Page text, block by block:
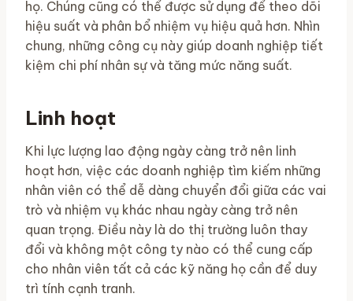
họ. Chúng cũng có thể được sử dụng để theo dõi
hiệu suất và phân bổ nhiệm vụ hiệu quả hơn. Nhìn
chung, những công cụ này giúp doanh nghiệp tiết
kiệm chi phí nhân sự và tăng mức năng suất.
Linh hoạt
Khi lực lượng lao động ngày càng trở nên linh
hoạt hơn, việc các doanh nghiệp tìm kiếm những
nhân viên có thể dễ dàng chuyển đổi giữa các vai
trò và nhiệm vụ khác nhau ngày càng trở nên
quan trọng. Điều này là do thị trường luôn thay
đổi và không một công ty nào có thể cung cấp
cho nhân viên tất cả các kỹ năng họ cần để duy
trì tính cạnh tranh.